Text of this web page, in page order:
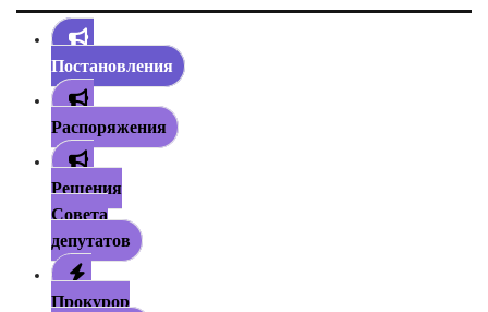
Постановления
Распоряжения
Решения
Совета
депутатов
Прокурор